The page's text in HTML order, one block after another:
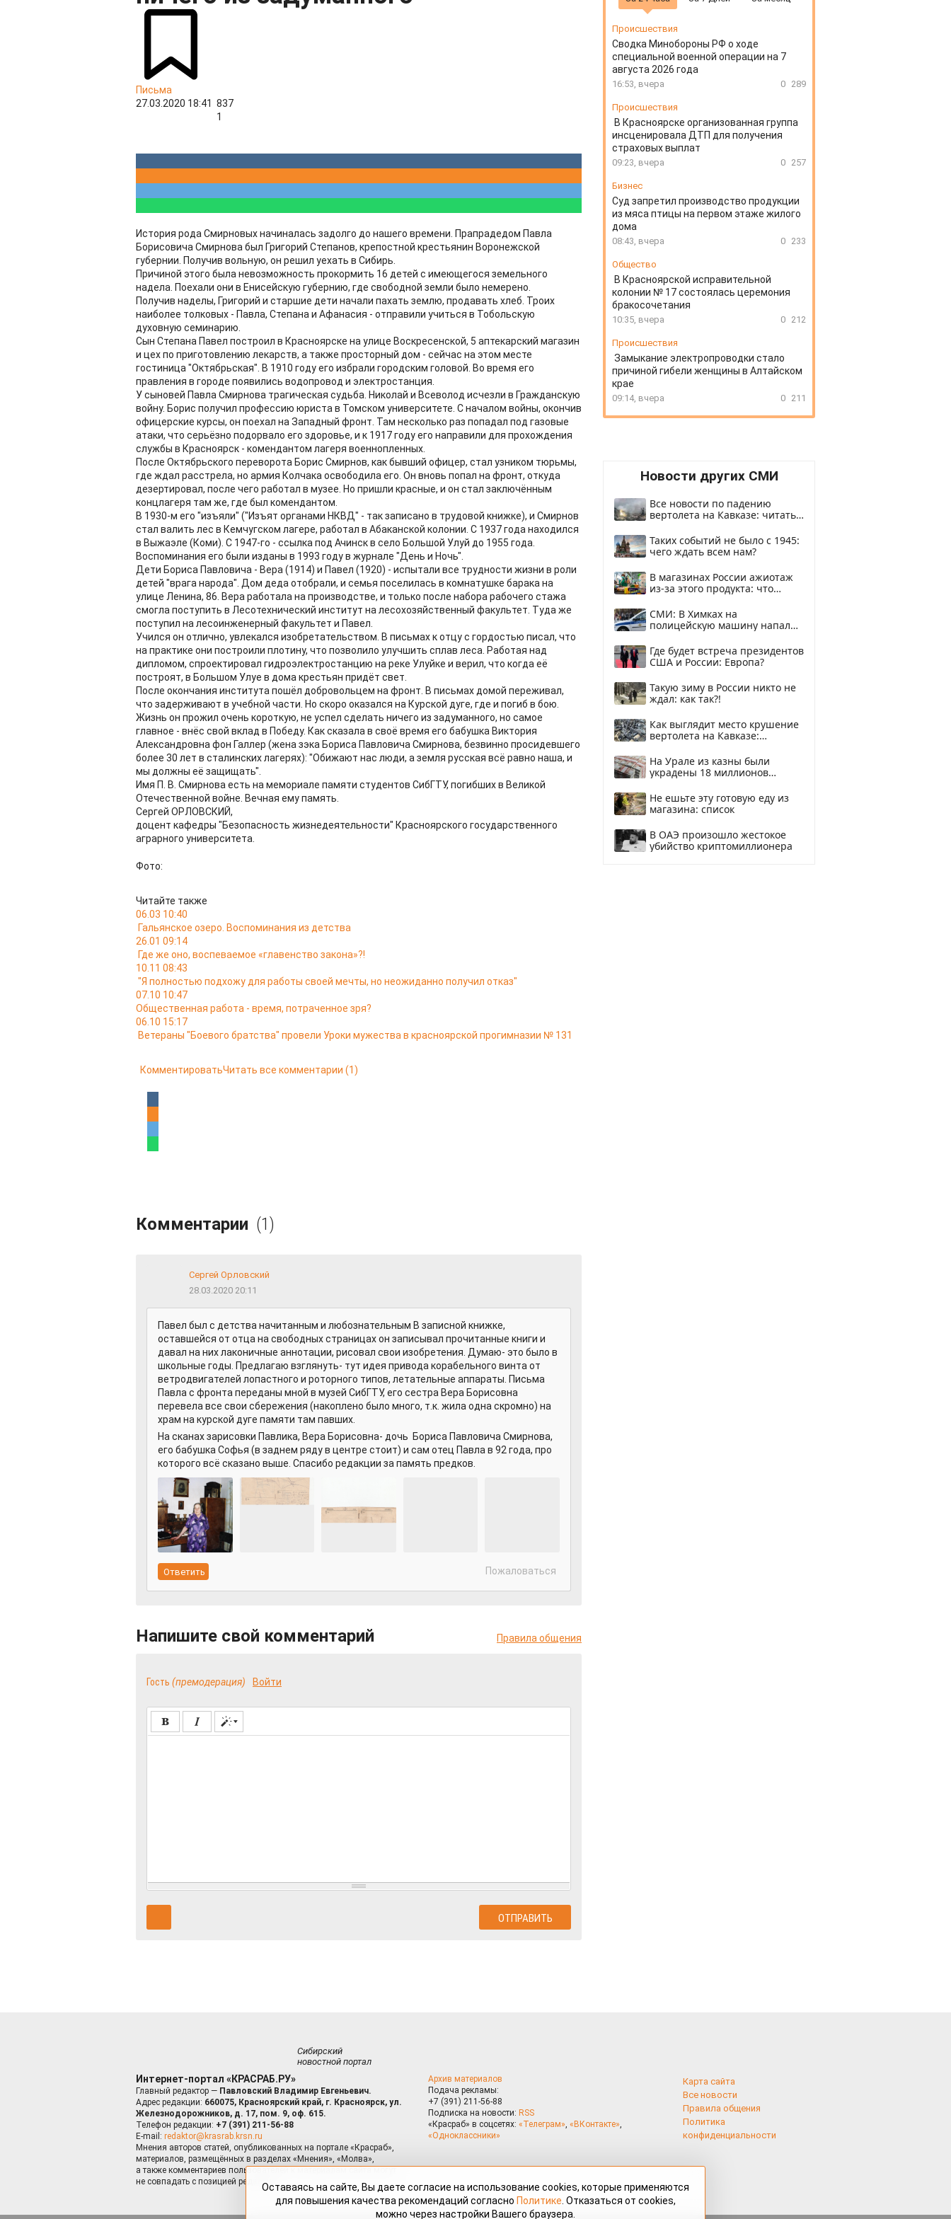
Письма
27.03.2020 18:41 837
1
История рода Смирновых начиналась задолго до нашего времени. Прапрадедом Павла
Борисовича Смирнова был Григорий Степанов, крепостной крестьянин Воронежской
губернии. Получив вольную, он решил уехать в Сибирь.
Причиной этого была невозможность прокормить 16 детей с имеющегося земельного
надела. Поехали они в Енисейскую губернию, где свободной земли было немерено.
Получив наделы, Григорий и старшие дети начали пахать землю, продавать хлеб. Троих
наиболее толковых - Павла, Степана и Афанасия - отправили учиться в Тобольскую
духовную семинарию.
Сын Степана Павел построил в Красноярске на улице Воскресенской, 5 аптекарский магазин
и цех по приготовлению лекарств, а также просторный дом - сейчас на этом месте
гостиница "Октябрьская". В 1910 году его избрали городским головой. Во время его
правления в городе появились водопровод и электростанция.
У сыновей Павла Смирнова трагическая судьба. Николай и Всеволод исчезли в Гражданскую
войну. Борис получил профессию юриста в Томском университете. С началом войны, окончив
офицерские курсы, он поехал на Западный фронт. Там несколько раз попадал под газовые
атаки, что серьёзно подорвало его здоровье, и к 1917 году его направили для прохождения
службы в Красноярск - комендантом лагеря военнопленных.
После Октябрьского переворота Борис Смирнов, как бывший офицер, стал узником тюрьмы,
где ждал расстрела, но армия Колчака освободила его. Он вновь попал на фронт, откуда
дезертировал, после чего работал в музее. Но пришли красные, и он стал заключённым
концлагеря там же, где был комендантом.
В 1930-м его "изъяли" ("Изъят органами НКВД" - так записано в трудовой книжке), и Смирнов
стал валить лес в Кемчугском лагере, работал в Абаканской колонии. С 1937 года находился
в Выжаэле (Коми). С 1947-го - ссылка под Ачинск в село Большой Улуй до 1955 года.
Воспоминания его были изданы в 1993 году в журнале "День и Ночь".
Дети Бориса Павловича - Вера (1914) и Павел (1920) - испытали все трудности жизни в роли
детей "врага народа". Дом деда отобрали, и семья поселилась в комнатушке барака на
улице Ленина, 86. Вера работала на производстве, и только после набора рабочего стажа
смогла поступить в Лесотехнический институт на лесохозяйственный факультет. Туда же
поступил на лесоинженерный факультет и Павел.
Учился он отлично, увлекался изобретательством. В письмах к отцу с гордостью писал, что
на практике они построили плотину, что позволило улучшить сплав леса. Работая над
дипломом, спроектировал гидроэлектростанцию на реке Улуйке и верил, что когда её
построят, в Большом Улуе в дома крестьян придёт свет.
После окончания института пошёл добровольцем на фронт. В письмах домой переживал,
что задерживают в учебной части. Но скоро оказался на Курской дуге, где и погиб в бою.
Жизнь он прожил очень короткую, не успел сделать ничего из задуманного, но самое
главное - внёс свой вклад в Победу. Как сказала в своё время его бабушка Виктория
Александровна фон Галлер (жена зэка Бориса Павловича Смирнова, безвинно просидевшего
более 30 лет в сталинских лагерях): "Обижают нас люди, а земля русская всё равно наша, и
мы должны её защищать".
Имя П. В. Смирнова есть на мемориале памяти студентов СибГТУ, погибших в Великой
Отечественной войне. Вечная ему память.
Сергей ОРЛОВСКИЙ,
доцент кафедры "Безопасность жизнедеятельности" Красноярского государственного
аграрного университета.
Фото:
Читайте также
06.03 10:40
Гальянское озеро. Воспоминания из детства
26.01 09:14
Где же оно, воспеваемое «главенство закона»?!
10.11 08:43
"Я полностью подхожу для работы своей мечты, но неожиданно получил отказ"
07.10 10:47
Общественная работа - время, потраченное зря?
06.10 15:17
Ветераны "Боевого братства" провели Уроки мужества в красноярской прогимназии № 131
КомментироватьЧитать все комментарии (1)
Комментарии (1)
Сергей Орловский
28.03.2020 20:11
Павел был с детства начитанным и любознательным В записной книжке,
оставшейся от отца на свободных страницах он записывал прочитанные книги и
давал на них лаконичные аннотации, рисовал свои изобретения. Думаю- это было в
школьные годы. Предлагаю взглянуть- тут идея привода корабельного винта от
ветродвигателей лопастного и роторного типов, летательные аппараты. Письма
Павла с фронта переданы мной в музей СибГТУ, его сестра Вера Борисовна
перевела все свои сбережения (накоплено было много, т.к. жила одна скромно) на
храм на курской дуге памяти там павших.
На сканах зарисовки Павлика, Вера Борисовна- дочь Бориса Павловича Смирнова,
его бабушка Софья (в заднем ряду в центре стоит) и сам отец Павла в 92 года, про
которого всё сказано выше. Спасибо редакции за память предков.
Пожаловаться
Напишите свой комментарий Правила общения
Гость (премодерация) Войти
Происшествия
Сводка Минобороны РФ о ходе
специальной военной операции на 7
августа 2026 года
16:53, вчера 0 289
Происшествия
В Красноярске организованная группа
инсценировала ДТП для получения
страховых выплат
09:23, вчера 0 257
Бизнес
Суд запретил производство продукции
из мяса птицы на первом этаже жилого
дома
08:43, вчера 0 233
Общество
В Красноярской исправительной
колонии № 17 состоялась церемония
бракосочетания
10:35, вчера 0 212
Происшествия
Замыкание электропроводки стало
причиной гибели женщины в Алтайском
крае
09:14, вчера 0 211
Новости других СМИ
Все новости по падению
вертолета на Кавказе: читать
Таких событий не было с 1945:
чего ждать всем нам?
В магазинах России ажиотаж
из-за этого продукта: что
СМИ: В Химках на
полицейскую машину напали
Где будет встреча президентов
США и России: Европа?
Такую зиму в России никто не
ждал: как так?!
Как выглядит место крушение
вертолета на Кавказе:
На Урале из казны были
украдены 18 миллионов
Не ешьте эту готовую еду из
магазина: список
В ОАЭ произошло жестокое
убийство криптомиллионера
Сибирский
новостной портал
Интернет-портал «КРАСРАБ.РУ»
Главный редактор — Павловский Владимир Евгеньевич.
Адрес редакции: 660075, Красноярский край, г. Красноярск, ул.
Железнодорожников, д. 17, пом. 9, оф. 615.
Телефон редакции: +7 (391) 211-56-88
E-mail: redaktor@krasrab.krsn.ru
Мнения авторов статей, опубликованных на портале «Красраб»,
материалов, размещённых в разделах «Мнения», «Молва»,
а также комментариев пользователей к материалам сайта могут
не совпадать с позицией редакции.
Архив материалов
Подача рекламы:
+7 (391) 211-56-88
Подписка на новости: RSS
«Красраб» в соцсетях: «Телеграм», «ВКонтакте»,
«Одноклассники»
Карта сайта
Все новости
Правила общения
Политика
конфиденциальности
Оставаясь на сайте, Вы даете согласие на использование cookies, которые применяются
для повышения качества рекомендаций согласно Политике . Отказаться от cookies,
можно через настройки Вашего браузера.